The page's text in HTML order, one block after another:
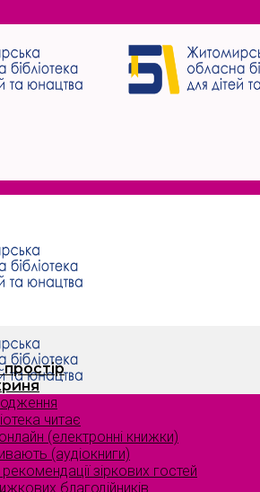
читає
(електронні книжки)
(аудіокниги)
зіркових гостей
благодійників